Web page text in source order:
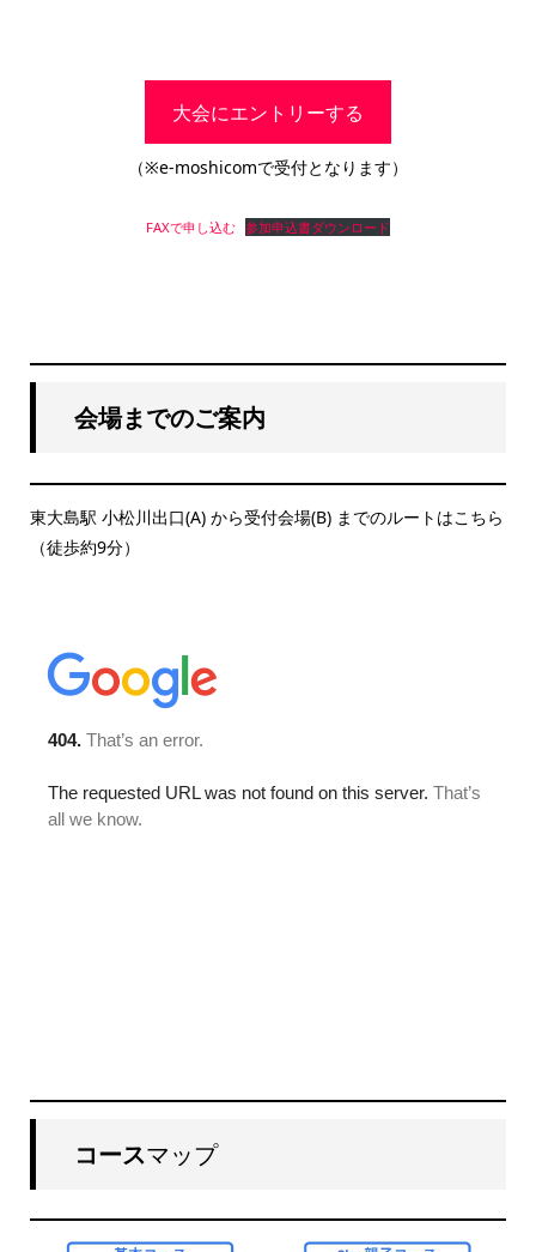
大会にエントリーする
（※e-moshicomで受付となります）
FAXで申し込む 参加申込書ダウンロード
会場までのご案内
東大島駅 小松川出口(A) から受付会場(B) までのルートはこちら
（徒歩約9分）
コースマップ